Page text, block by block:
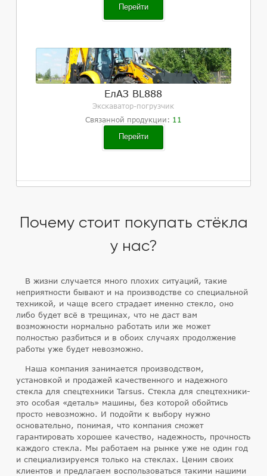
Перейти
ЕлАЗ BL888
Экскаватор-погрузчик
Связанной продукции: 11
Перейти
Почему стоит покупать стёкла
у нас?
В жизни случается много плохих ситуаций, такие
неприятности бывают и на производстве со специальной
техникой, и чаще всего страдает именно стекло, оно
либо будет всё в трещинах, что не даст вам
возможности нормально работать или же может
полностью разбиться и в обоих случаях продолжение
работы уже будет невозможно.
Наша компания занимается производством,
установкой и продажей качественного и надежного
стекла для спецтехники Tarsus. Стекла для спецтехники-
это особая «деталь» машины, без которой обойтись
просто невозможно. И подойти к выбору нужно
основательно, понимая, что компания сможет
гарантировать хорошее качество, надежность, прочность
каждого стекла. Мы работаем на рынке уже не один год
и специализируемся только на стеклах. Ценим своих
клиентов и предлагаем воспользоваться такими нашими